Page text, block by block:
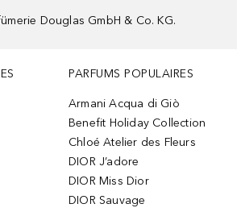
Douglas GmbH & Co. KG.
PARFUMS POPULAIRES
Armani Acqua di Giò
Benefit Holiday Collection
Chloé Atelier des Fleurs
DIOR J’adore
DIOR Miss Dior
DIOR Sauvage